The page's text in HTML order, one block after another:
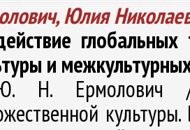
Юлия
и
Ермолович //